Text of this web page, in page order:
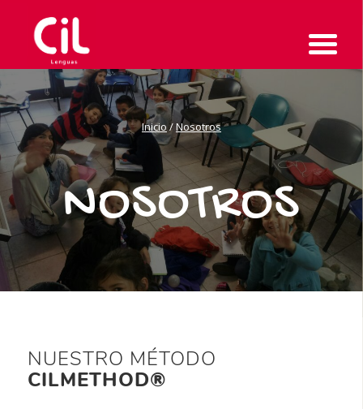
Inicio/Nosotros
NOSOTROS
NUESTRO MÉTODO
CILMETHOD®